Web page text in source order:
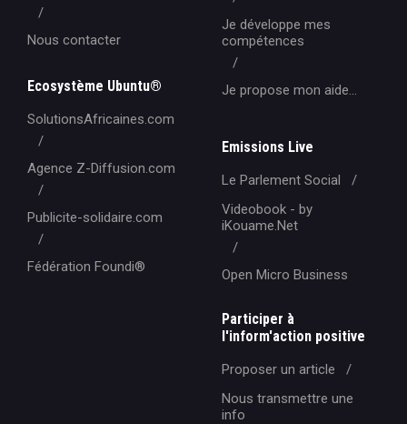
Nous contacter
Ecosystème Ubuntu®
SolutionsAfricaines.com
Agence Z-Diffusion.com
Publicite-solidaire.com
Fédération Foundi®️
Je développe mes
compétences
Je propose mon aide...
Emissions Live
Le Parlement Social
Videobook - by
iKouame.Net
Open Micro Business
Participer à
l'inform'action positive
Proposer un article
Nous transmettre une
info